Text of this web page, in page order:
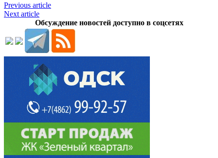
Previous article
Next article
Обсуждение новостей доступно в соцсетях